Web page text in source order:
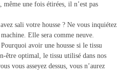
même une fois étirées, il n’est pas
sali votre housse ? Ne vous inquiétez
Elle sera comme neuve.
Pourquoi avoir une housse si le tissu
être optimal, le tissu utilisé dans nos
vous asseyez dessus, vous n’aurez